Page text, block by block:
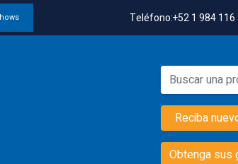
Teléfono:+52 1 984 116
Reciba
Obtenga sus